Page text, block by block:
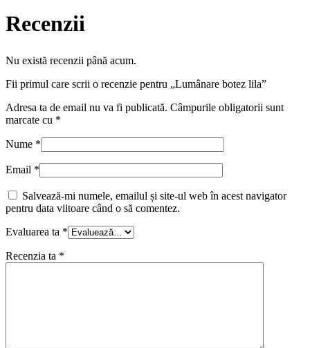
Recenzii
Nu există recenzii până acum.
Fii primul care scrii o recenzie pentru „Lumânare botez lila”
Adresa ta de email nu va fi publicată. Câmpurile obligatorii sunt
marcate cu *
Nume *
Email *
Salvează-mi numele, emailul și site-ul web în acest navigator
pentru data viitoare când o să comentez.
Evaluarea ta *
Recenzia ta *